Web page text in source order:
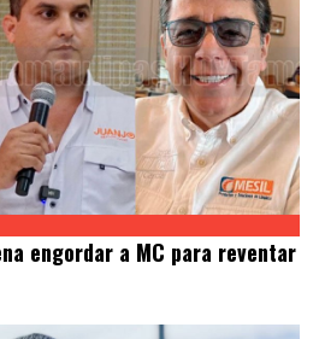
engordar a MC para reventar